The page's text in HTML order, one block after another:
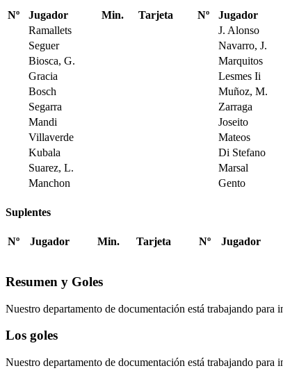
Nº Jugador Min. Tarjeta Nº Jugador
Ramallets
J. Alonso
Seguer
Navarro, J.
Biosca, G.
Marquitos
Gracia
Lesmes Ii
Bosch
Muñoz, M.
Segarra
Zarraga
Mandi
Joseito
Villaverde
Mateos
Kubala
Di Stefano
Suarez, L.
Marsal
Manchon
Gento
Suplentes
Nº Jugador Min. Tarjeta Nº Jugador
Resumen y Goles
Nuestro departamento de documentación está trabajando
Los goles
Nuestro departamento de documentación está trabajando